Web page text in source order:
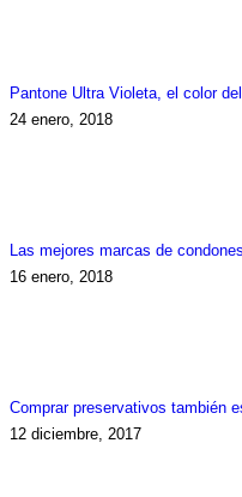
Pantone Ultra Violeta, el color
24 enero, 2018
Las mejores marcas de
16 enero, 2018
Comprar preservativos también
12 diciembre, 2017